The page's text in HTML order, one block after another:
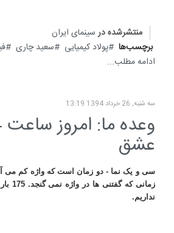
منتشرشده در سینمای ایران
برچسب‌ها
پولاد کیمیایی سعید چاری
ادامه مطلب...
سه شنبه, 26 خرداد 1394 13:19
عشق
سی و یک نما - دو زمان است که واژه کم می
نداریم.